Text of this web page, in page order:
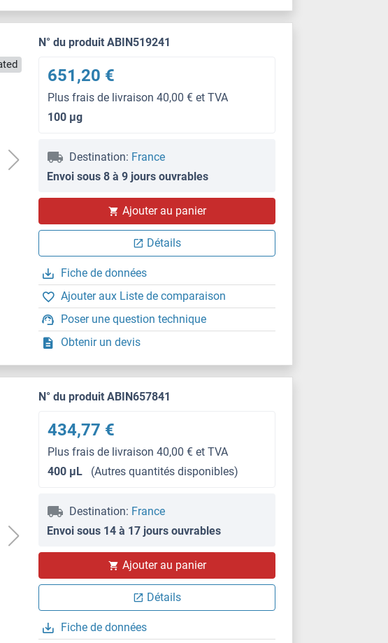
WB
N° du produit ABIN519241
651,20 €
Plus frais de livraison 40,00 € et TVA
100 μg
Destination: France
Envoi sous 8 à 9 jours ouvrables
Ajouter au panier
Détails
Fiche de données
Ajouter aux Liste de comparaison
Poser une question technique
Obtenir un devis
WB
N° du produit ABIN657841
434,77 €
Plus frais de livraison 40,00 € et TVA
400 μL
(Autres quantités disponibles)
Destination: France
Envoi sous 14 à 17 jours ouvrables
Ajouter au panier
Détails
Fiche de données